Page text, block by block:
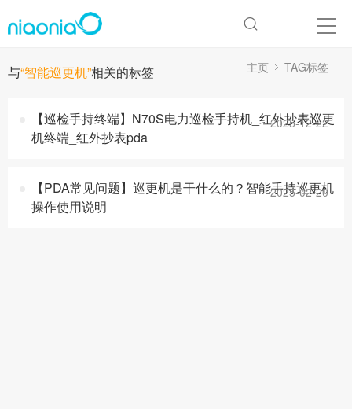
与“智能巡更机”相关的标签 主页 TAG标签
【巡检手持终端】N70S电力巡检手持机_红外抄表巡更
机终端_红外抄表pda
2025-12-22
【PDA常见问题】巡更机是干什么的？智能手持巡更机
操作使用说明
2025-02-20